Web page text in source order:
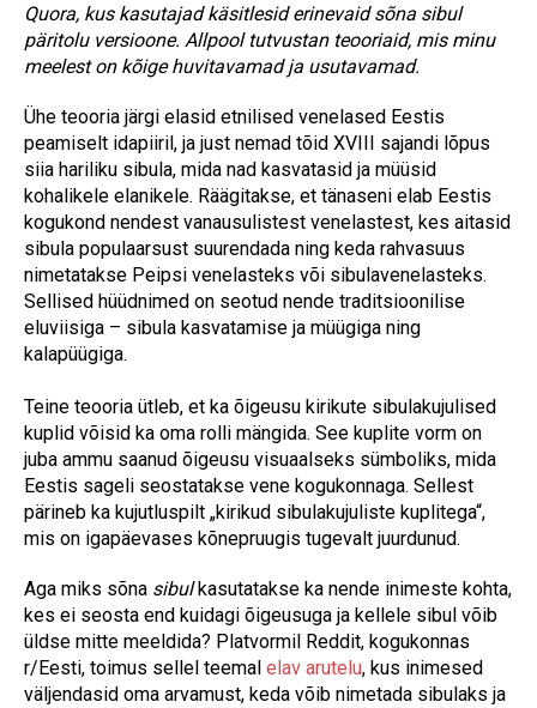
Quora, kus kasutajad käsitlesid erinevaid sõna sibul
päritolu versioone. Allpool tutvustan teooriaid, mis minu
meelest on kõige huvitavamad ja usutavamad.
Ühe teooria järgi elasid etnilised venelased Eestis
peamiselt idapiiril, ja just nemad tõid XVIII sajandi lõpus
siia hariliku sibula, mida nad kasvatasid ja müüsid
kohalikele elanikele. Räägitakse, et tänaseni elab Eestis
kogukond nendest vanausulistest venelastest, kes aitasid
sibula populaarsust suurendada ning keda rahvasuus
nimetatakse Peipsi venelasteks või sibulavenelasteks.
Sellised hüüdnimed on seotud nende traditsioonilise
eluviisiga – sibula kasvatamise ja müügiga ning
kalapüügiga.
Teine teooria ütleb, et ka õigeusu kirikute sibulakujulised
kuplid võisid ka oma rolli mängida. See kuplite vorm on
juba ammu saanud õigeusu visuaalseks sümboliks, mida
Eestis sageli seostatakse vene kogukonnaga. Sellest
pärineb ka kujutluspilt „kirikud sibulakujuliste kuplitega“,
mis on igapäevases kõnepruugis tugevalt juurdunud.
Aga miks sõna sibulkasutatakse ka nende inimeste kohta,
kes ei seosta end kuidagi õigeusuga ja kellele sibul võib
üldse mitte meeldida? Platvormil Reddit, kogukonnas
r/Eesti, toimus sellel teemal elav arutelu, kus inimesed
väljendasid oma arvamust, keda võib nimetada sibulaks ja